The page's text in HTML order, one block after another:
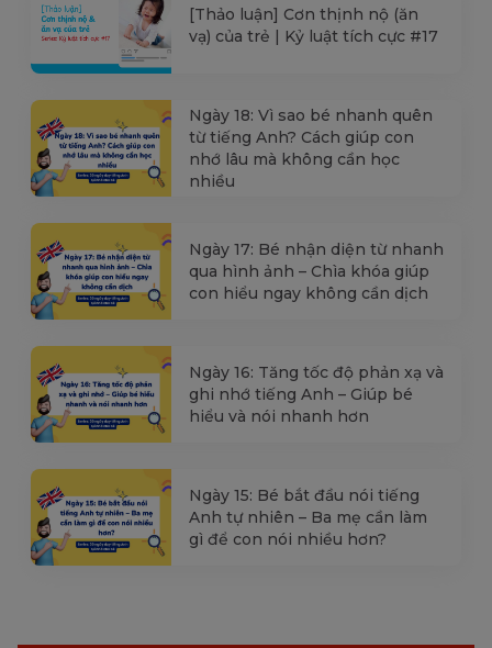
[Thảo luận] Cơn thịnh nộ (ăn
vạ) của trẻ | Kỷ luật tích cực #17
Ngày 18: Vì sao bé nhanh quên
từ tiếng Anh? Cách giúp con
nhớ lâu mà không cần học
nhiều
Ngày 17: Bé nhận diện từ nhanh
qua hình ảnh – Chìa khóa giúp
con hiểu ngay không cần dịch
Ngày 16: Tăng tốc độ phản xạ và
ghi nhớ tiếng Anh – Giúp bé
hiểu và nói nhanh hơn
Ngày 15: Bé bắt đầu nói tiếng
Anh tự nhiên – Ba mẹ cần làm
gì để con nói nhiều hơn?